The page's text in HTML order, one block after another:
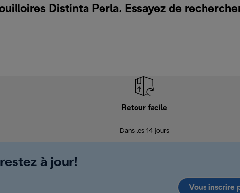
Distinta Perla. Essayez de
Retour facile
Dans les 14 jours
à jour!
Vous inscrire